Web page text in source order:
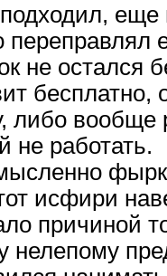
еще
не остался
бесплатно,
либо
не работать.
исфири
причиной
нелепому